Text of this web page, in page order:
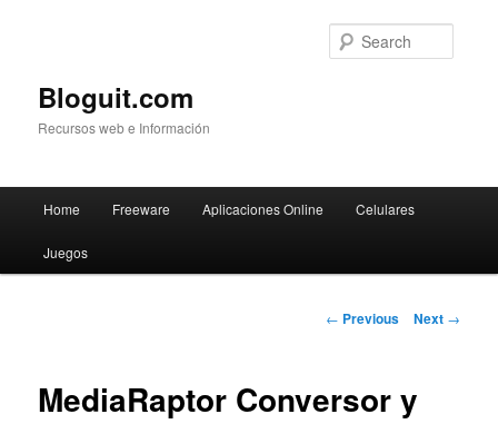
Bloguit.com
Recursos web e Información
Skip
to
Home Freeware Aplicaciones Online Celulares
Juegos
Post
← Previous Next →
MediaRaptor Conversor y